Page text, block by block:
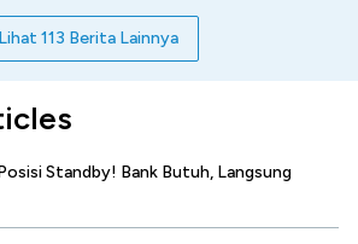
Lihat 113 Berita Lainnya
Standby! Bank Butuh, Langsung